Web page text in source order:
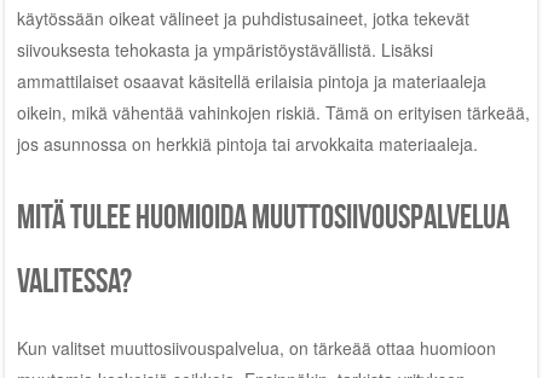
käytössään oikeat välineet ja puhdistusaineet, jotka tekevät
siivouksesta tehokasta ja ympäristöystävällistä. Lisäksi
ammattilaiset osaavat käsitellä erilaisia pintoja ja materiaaleja
oikein, mikä vähentää vahinkojen riskiä. Tämä on erityisen tärkeää,
jos asunnossa on herkkiä pintoja tai arvokkaita materiaaleja.
Mitä tulee huomioida muuttosiivouspalvelua
valitessa?
Kun valitset muuttosiivouspalvelua, on tärkeää ottaa huomioon